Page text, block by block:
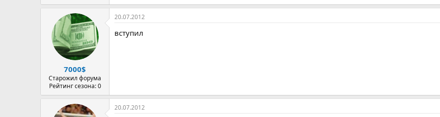
7000$
Старожил форума
Рейтинг сезона: 0
20.07.2012
вступил
20.07.2012